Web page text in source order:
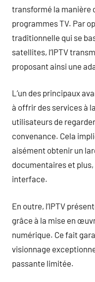
transformé la manière
programmes TV. Par
traditionnelle qui se
satellites, l’IPTV
proposant ainsi une
L’un des principaux
à offrir des services à
utilisateurs de
convenance. Cela
aisément obtenir un
documentaires et
interface.
En outre, l’IPTV
grâce à la mise en
numérique. Ce fait
visionnage
passante limitée.